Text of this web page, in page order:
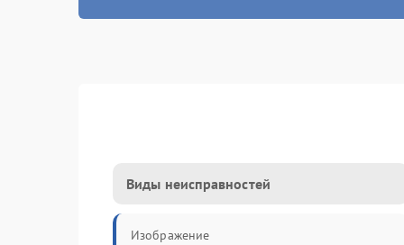
Виды неисправностей
Изображение